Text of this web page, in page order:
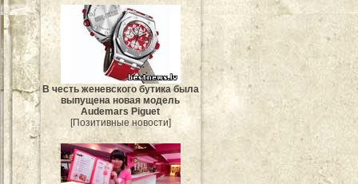
В честь женевского бутика была
выпущена новая модель
Audemars Piguet
[Позитивные новости]